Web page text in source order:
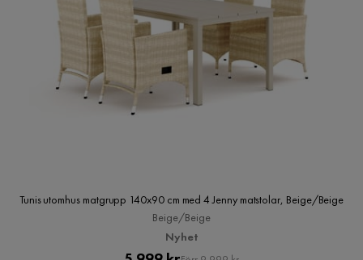
Tunis utomhus matgrupp 140x90 cm med 4 Jenny matstolar, Beige/Beige
Beige/Beige
Nyhet